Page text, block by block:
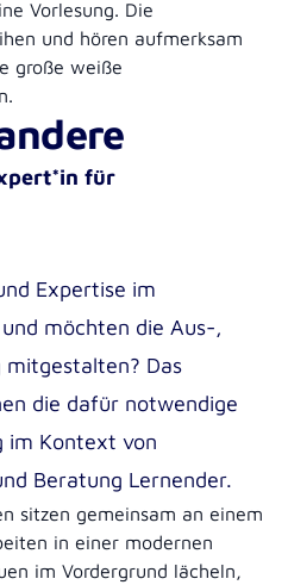
für
Expertise im
möchten die Aus-,
Das
die dafür notwendige
im Kontext von
Beratung Lernender.